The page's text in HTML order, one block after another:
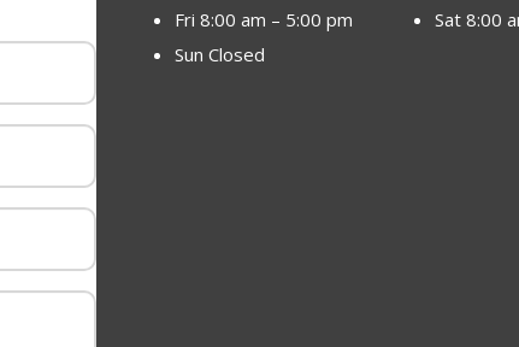
Fri 8:00 am – 5:00 pm
Sat 8:00
Sun Closed